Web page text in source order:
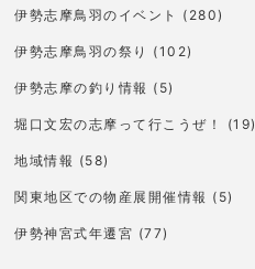
伊勢志摩鳥羽のイベント (280)
伊勢志摩鳥羽の祭り (102)
伊勢志摩の釣り情報 (5)
堀口文宏の志摩って行こうぜ！ (19)
地域情報 (58)
関東地区での物産展開催情報 (5)
伊勢神宮式年遷宮 (77)